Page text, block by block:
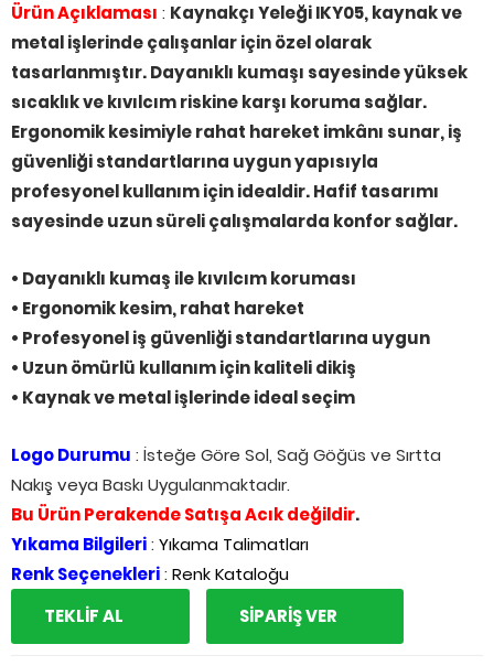
Ürün Açıklaması : Kaynakçı Yeleği IKY05, kaynak ve
metal işlerinde çalışanlar için özel olarak
tasarlanmıştır. Dayanıklı kumaşı sayesinde yüksek
sıcaklık ve kıvılcım riskine karşı koruma sağlar.
Ergonomik kesimiyle rahat hareket imkânı sunar, iş
güvenliği standartlarına uygun yapısıyla
profesyonel kullanım için idealdir. Hafif tasarımı
sayesinde uzun süreli çalışmalarda konfor sağlar.
• Dayanıklı kumaş ile kıvılcım koruması
• Ergonomik kesim, rahat hareket
• Profesyonel iş güvenliği standartlarına uygun
• Uzun ömürlü kullanım için kaliteli dikiş
• Kaynak ve metal işlerinde ideal seçim
Logo Durumu : İsteğe Göre Sol, Sağ Göğüs ve Sırtta
Nakış veya Baskı Uygulanmaktadır.
Bu Ürün Perakende Satışa Acık değildir.
Yıkama Bilgileri: Yıkama Talimatları
Renk Seçenekleri: Renk Kataloğu
TEKLİF AL
SİPARİŞ VER